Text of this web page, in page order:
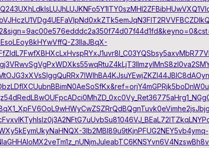
Z3lIaJBqX-
3lb2MBl89u9tKjnPFUG2NEY5vb4ymq-